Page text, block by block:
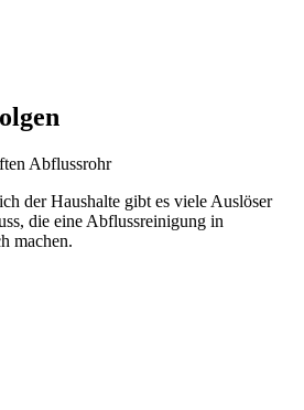
eine umfassende Verstopfung das
abnehmende Abflussmenge des
man irgendwann versucht durch eine
selbst anhand einer Saugglocke bzw.
gegriffen. Von diesen Tricks
meist verwendeten Plastikrohre
nachhaltig geschädigt werden